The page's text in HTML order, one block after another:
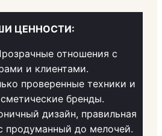
ЦЕННОСТИ:
отношения с
и клиентами.
проверенные техники и
бренды.
дизайн, правильная
продуманный до мелочей.